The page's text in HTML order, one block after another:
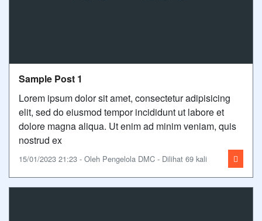
Sample Post 1
Lorem ipsum dolor sit amet, consectetur adipisicing
elit, sed do eiusmod tempor incididunt ut labore et
dolore magna aliqua. Ut enim ad minim veniam, quis
nostrud ex
15/01/2023 21:23 - Oleh Pengelola DMC - Dilihat 69 kali